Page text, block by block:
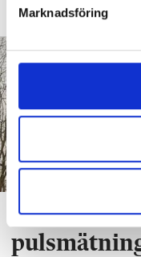
a
l
Marknadsföring
förälder.
De håller